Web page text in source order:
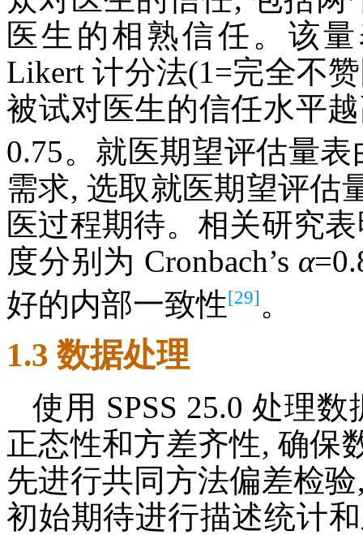
医生的相熟信任。该
Likert 计分法(1=完全不
被试对医生的信任水平越
0.75。就医期望评估量
需求, 选取就医期望评估
医过程期待。相关研究
度分别为 Cronbach’s α
好的内部一致性[29] 。
1.3 数据处理
使用 SPSS 25.0 处理
正态性和方差齐性, 确保
先进行共同方法偏差检
初始期待进行描述统计